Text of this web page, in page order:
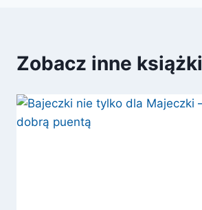
Zobacz inne książki